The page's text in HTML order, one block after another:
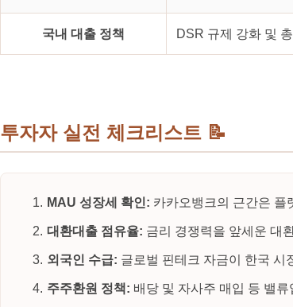
국내 대출 정책 DSR 규제 강화 및
투자자 실전 체크리스트 📝
MAU 성장세 확인: 카카오뱅크의 근간은 플
대환대출 점유율: 금리 경쟁력을 앞세운 대
외국인 수급: 글로벌 핀테크 자금이 한국 시
주주환원 정책: 배당 및 자사주 매입 등 밸